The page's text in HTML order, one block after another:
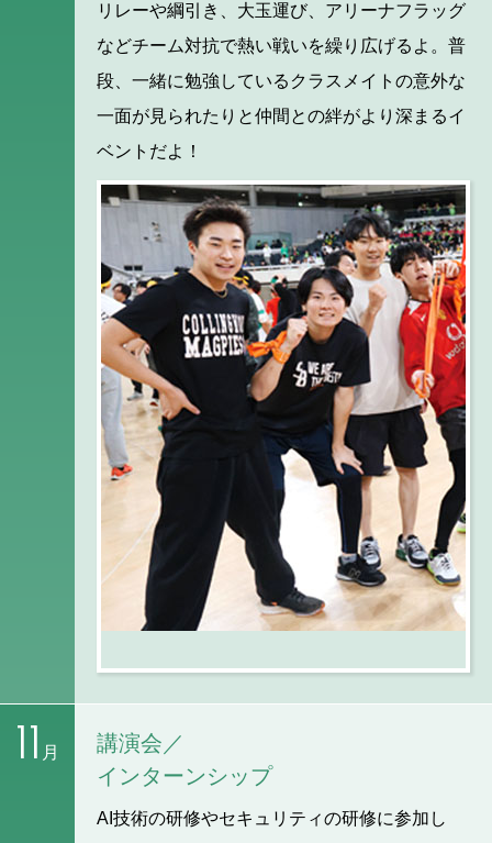
リレーや綱引き、大玉運び、アリーナフラッグ
などチーム対抗で熱い戦いを繰り広げるよ。普
段、一緒に勉強しているクラスメイトの意外な
一面が見られたりと仲間との絆がより深まるイ
ベントだよ！
11 月
講演会／
インターンシップ
AI技術の研修やセキュリティの研修に参加し